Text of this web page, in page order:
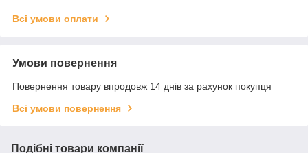
Всі умови оплати
Умови повернення
Повернення товару впродовж 14 днів за рахунок покупця
Всі умови повернення
Подібні товари компанії